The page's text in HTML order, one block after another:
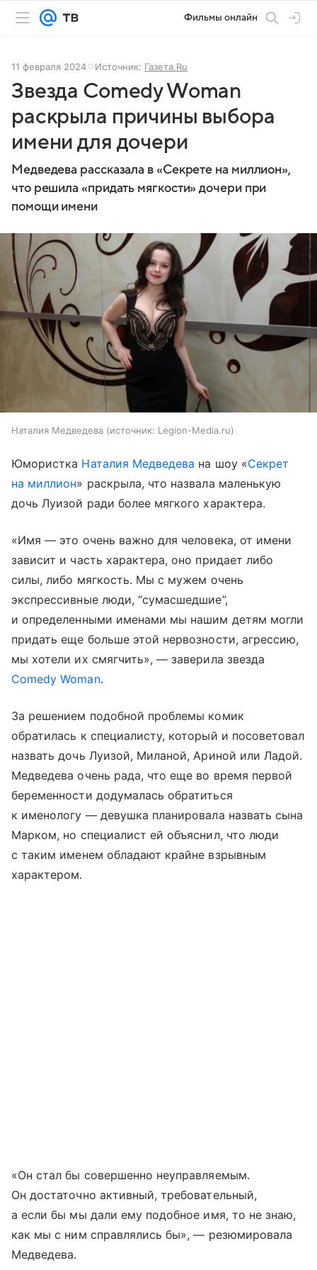
Фильмы онлайн
11 февраля 2024 Источник: Газета.Ru
Звезда Comedy Woman
раскрыла причины выбора
имени для дочери
Медведева рассказала в «Секрете на миллион»,
что решила «придать мягкости» дочери при
помощи имени
Наталия Медведева источник: Legion-Media.ru
Юмористка Наталия Медведева на шоу «Секрет
на миллион» раскрыла, что назвала маленькую
дочь Луизой ради более мягкого характера.
«Имя — это очень важно для человека, от имени
зависит и часть характера, оно придает либо
силы, либо мягкость. Мы с мужем очень
экспрессивные люди, “сумасшедшие”,
и определенными именами мы нашим детям могли
придать еще больше этой нервозности, агрессию,
мы хотели их смягчить», — заверила звезда
Comedy Woman.
За решением подобной проблемы комик
обратилась к специалисту, который и посоветовал
назвать дочь Луизой, Миланой, Ариной или Ладой.
Медведева очень рада, что еще во время первой
беременности додумалась обратиться
к именологу — девушка планировала назвать сына
Марком, но специалист ей объяснил, что люди
с таким именем обладают крайне взрывным
характером.
«Он стал бы совершенно неуправляемым.
Он достаточно активный, требовательный,
а если бы мы дали ему подобное имя, то не знаю,
как мы с ним справлялись бы», — резюмировала
Медведева.